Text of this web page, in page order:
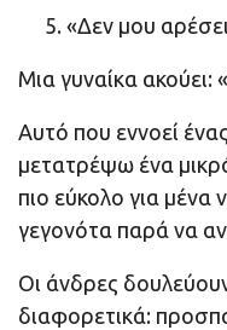
«Δεν μου
Μια γυναίκα ακούει:
Αυτό που εννοεί
μετατρέψω ένα
πιο εύκολο για
γεγονότα παρά να
Οι άνδρες
διαφορετικά: